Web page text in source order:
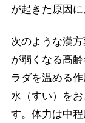
が起きた原因
次のような漢
が弱くなる高
ラダを温める
水（すい）を
す。体力は中